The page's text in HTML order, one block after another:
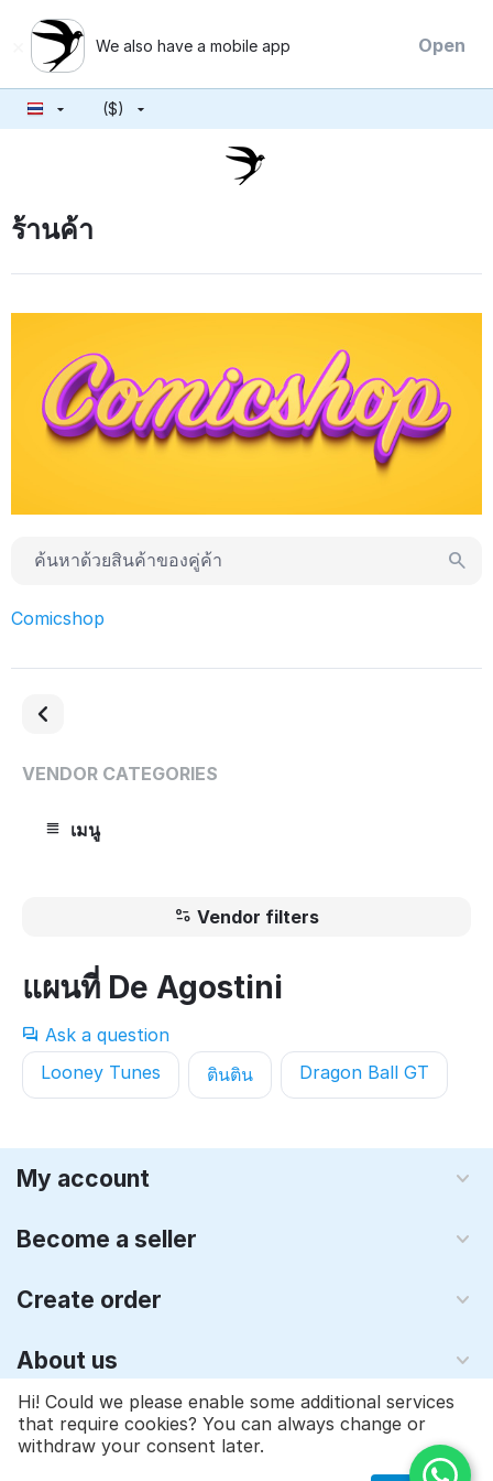
We also have a mobile app Open
($)
ร้านค้า
Comicshop
VENDOR CATEGORIES
เมนู
Vendor filters
แผนที่ De Agostini
Ask a question
Looney Tunes
ตินติน Dragon Ball GT
My account
Become a seller
Create order
About us
© 1997 - 2026 Qyraz, inc.. Powered byMulti-Vendor - ซอฟต์แวร์
ตะกร้าสินค้า
Hi! Could we please enable some additional services
that require cookies? You can always change or
withdraw your consent later.